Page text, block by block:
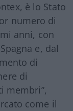
è lo Stato
numero di
anni, con
e, dal
di
di
membri”,
come il